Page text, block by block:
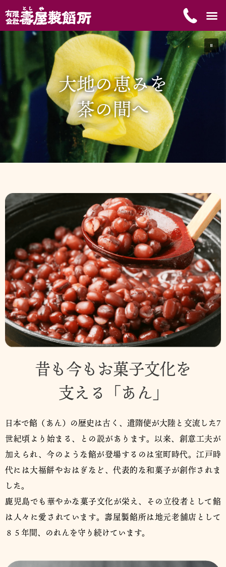
容
を
ッ
メ
ニ
ュ
ー
大地の恵みを
茶の間へ
昔も今もお菓子文化を
支える「あん」
日本で餡（あん）の歴史は古く、遣隋使が大陸と交流した7
世紀頃より始まる、との説があります。以来、創意工夫が
加えられ、今のような餡が登場するのは室町時代。江戸時
代には大福餅やおはぎなど、代表的な和菓子が創作されま
した。
鹿児島でも華やかな菓子文化が栄え、その立役者として餡
は人々に愛されています。壽屋製餡所は地元老舗店として
８５年間、のれんを守り続けています。